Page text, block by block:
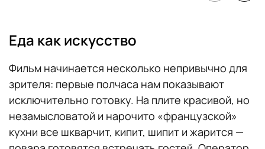
Еда как искусство
Фильм начинается несколько непривычно для
зрителя: первые полчаса нам показывают
исключительно готовку. На плите красивой, но
незамысловатой и нарочито «французской»
кухни все шкварчит, кипит, шипит и жарится —